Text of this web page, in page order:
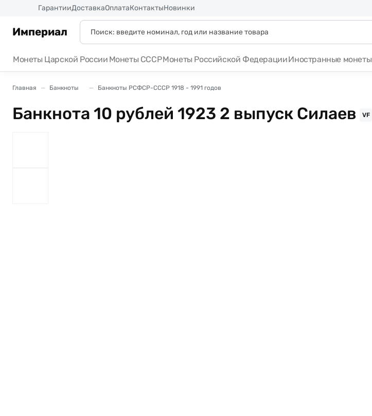
ГарантииДоставкаОплатаКонтактыНовинки
Империал
Монеты Царской России Монеты СССРМонеты Российской ФедерацииИностранные монеты
Главная Банкноты Банкноты РСФСР-СССР 1918 - 1991 годов
Банкнота 10 рублей 1923 2 выпуск Силаев VF